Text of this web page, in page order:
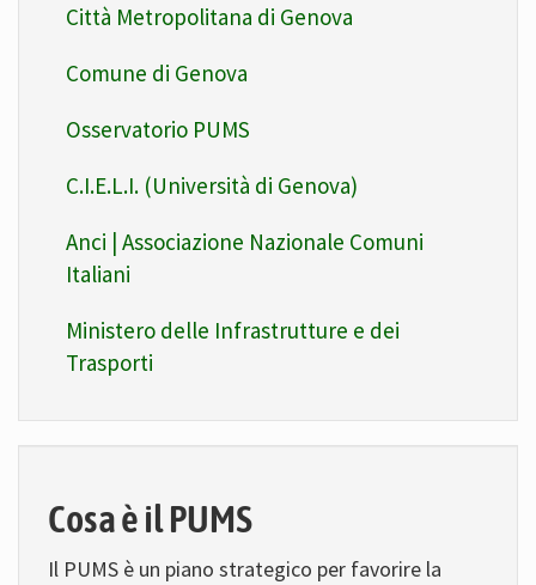
Città Metropolitana di Genova
Comune di Genova
Osservatorio PUMS
C.I.E.L.I. (Università di Genova)
Anci | Associazione Nazionale Comuni
Italiani
Ministero delle Infrastrutture e dei
Trasporti
Cosa è il PUMS
Il PUMS è un piano strategico per favorire la